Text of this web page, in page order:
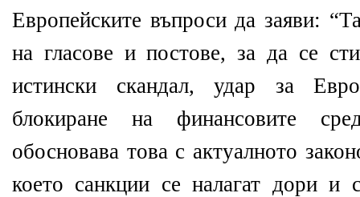
Европейските въпроси да заяви:
на гласове и постове, за да се
истински скандал, удар за
блокиране на финансовите
обосновава това с актуалното
което санкции се налагат дори и